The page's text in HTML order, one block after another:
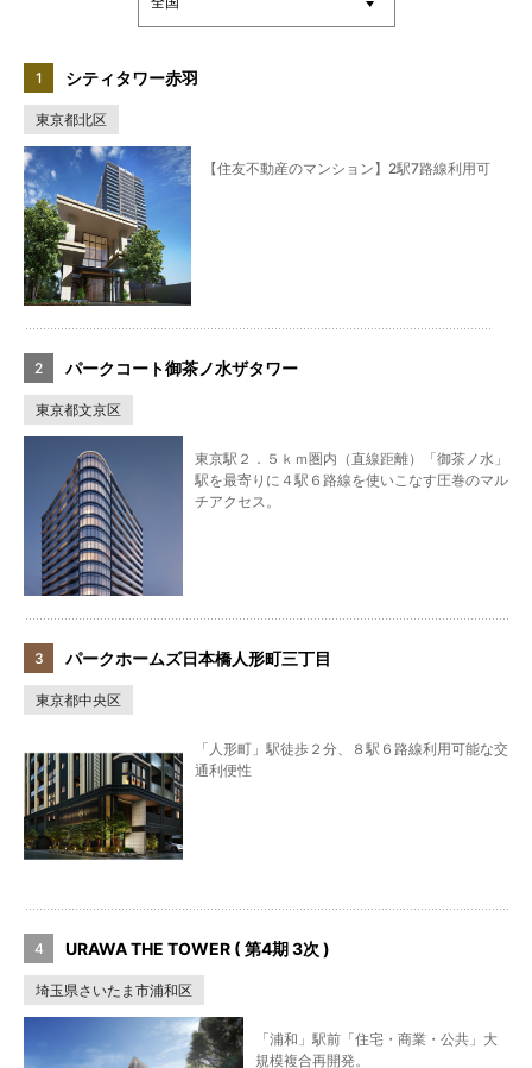
シティタワー赤羽
東京都北区
【住友不動産のマンション】2駅7路線利用可
パークコート御茶ノ水ザタワー
東京都文京区
東京駅２．５ｋｍ圏内（直線距離）「御茶ノ水」
駅を最寄りに４駅６路線を使いこなす圧巻のマル
チアクセス。
パークホームズ日本橋人形町三丁目
東京都中央区
「人形町」駅徒歩２分、８駅６路線利用可能な交
通利便性
URAWA THE TOWER ( 第4期 3次 )
埼玉県さいたま市浦和区
「浦和」駅前「住宅・商業・公共」大
規模複合再開発。